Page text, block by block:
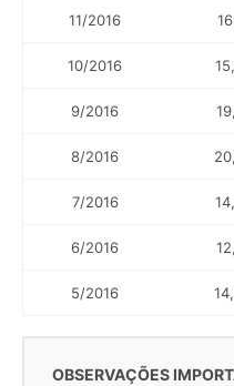
11/2016
10/2016
9/2016
8/2016
7/2016
6/2016
5/2016
OBSERVAÇÕES